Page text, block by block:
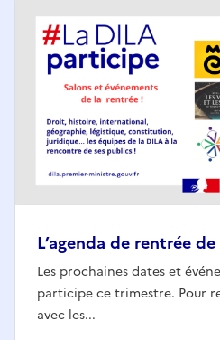
L’agenda de rentrée
Les prochaines dates et
participe ce trimestre. Pour
avec les...